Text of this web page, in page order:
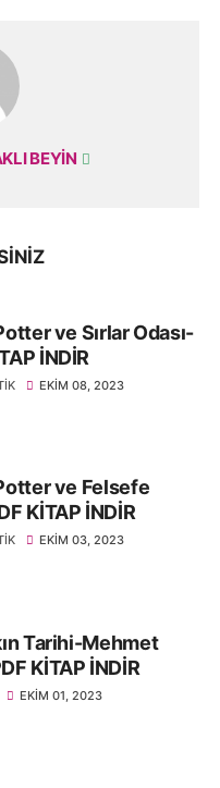
BEYIN
ve Sırlar Odası-
İNDİR
EKIM 08, 2023
ve Felsefe
KİTAP İNDİR
EKIM 03, 2023
Tarihi-Mehmet
KİTAP İNDİR
EKIM 01, 2023